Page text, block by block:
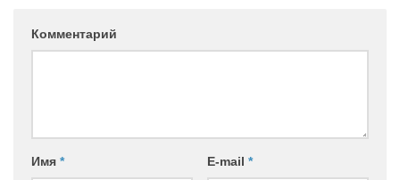
Комментарий
Имя * E-mail *